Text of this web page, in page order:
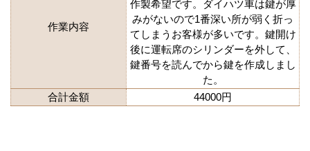
作業内容
作製希望です。ダイハツ車は鍵が厚
みがないので1番深い所が弱く折っ
てしまうお客様が多いです。鍵開け
後に運転席のシリンダーを外して、
鍵番号を読んでから鍵を作成しまし
た。
合計金額
44000円